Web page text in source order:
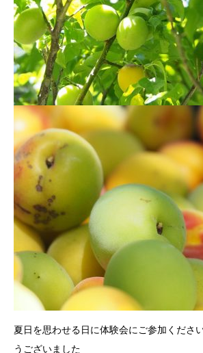
夏日を思わせる日に体験会にご参加くださ
うございました